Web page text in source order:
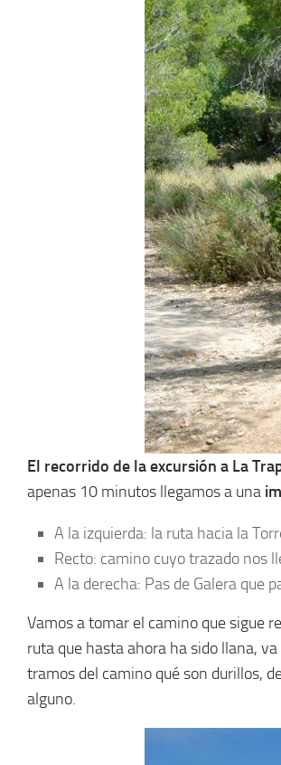
El recorrido de la excursión a La
apenas 10 minutos llegamos a una
A la izquierda: la ruta hacia la
Recto: camino cuyo trazado nos
A la derecha: Pas de Galera que
Vamos a tomar el camino que sigue
ruta que hasta ahora ha sido llana,
tramos del camino qué son durillos,
alguno.